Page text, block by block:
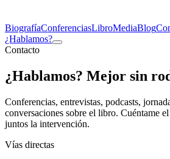
BiografíaConferenciasLibroMediaBlog
¿Hablamos?
Contacto
¿Hablamos? Mejor sin
Conferencias, entrevistas, podcasts,
conversaciones sobre el libro. Cuéntame
juntos la intervención.
Vías directas